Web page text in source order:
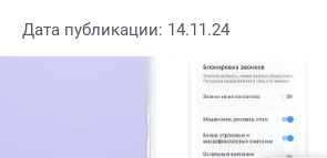
Дата публикации: 14.11.24